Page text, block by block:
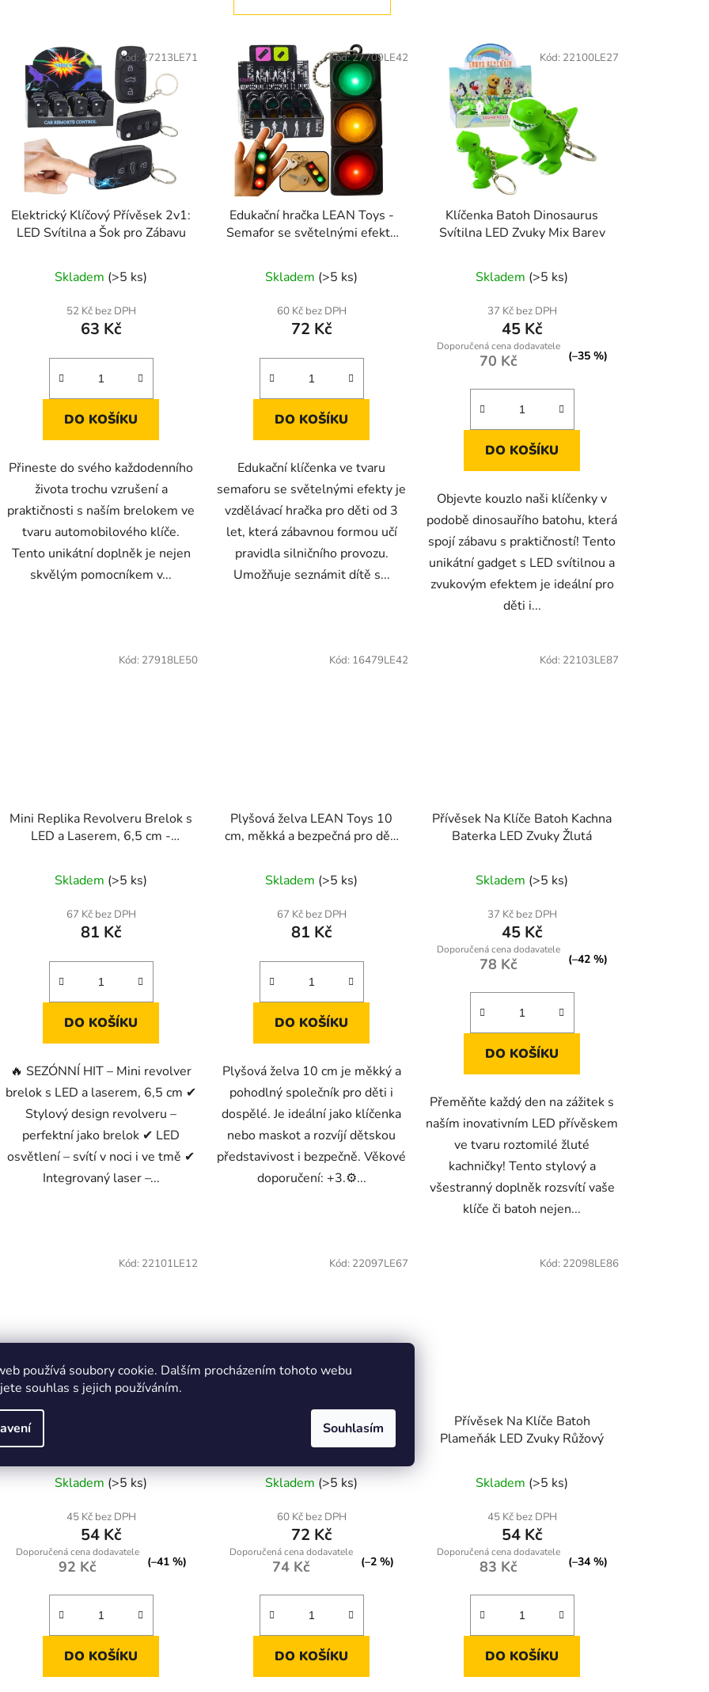
používá soubory cookie. Dalším procházením tohoto webu
souhlas s jejich používáním.
Souhlasím
Elektrický Klíčový Přívěsek 2v1:
LED Svítilna a Šok pro Zábavu
Skladem (>5 ks)
52 Kč bez DPH
63 Kč
DO KOŠÍKU
Přineste do svého každodenního
života trochu vzrušení a
praktičnosti s naším brelokem ve
tvaru automobilového klíče.
Tento unikátní doplněk je nejen
skvělým pomocníkem v...
Kód: 27213LE71
Edukační hračka LEAN Toys -
Semafor se světelnými efekty
Skladem (>5 ks)
60 Kč bez DPH
72 Kč
DO KOŠÍKU
Edukační klíčenka ve tvaru
semaforu se světelnými efekty je
vzdělávací hračka pro děti od 3
let, která zábavnou formou učí
pravidla silničního provozu.
Umožňuje seznámit dítě s...
Kód:27709LE42
Klíčenka Batoh Dinosaurus
Svítilna LED Zvuky Mix Barev
Skladem (>5 ks)
37 Kč bez DPH
45 Kč
70 Kč (–35 %)
DO KOŠÍKU
Objevte kouzlo naši klíčenky v
podobě dinosauřího batohu, která
spojí zábavu s praktičností! Tento
unikátní gadget s LED svítilnou a
zvukovým efektem je ideální pro
děti i...
Kód: 22100LE27
Mini Replika Revolveru Brelok s
LED a Laserem, 6,5 cm -
Skladem (>5 ks)
67 Kč bez DPH
81 Kč
DO KOŠÍKU
🔥 SEZÓNNÍ HIT – Mini revolver
brelok s LED a laserem, 6,5 cm ✔
Stylový design revolveru –
perfektní jako brelok ✔ LED
osvětlení – svítí v noci i ve tmě ✔
Integrovaný laser –...
Kód: 27918LE50
Plyšová želva LEAN Toys 10
cm, měkká a bezpečná pro děti
Skladem (>5 ks)
67 Kč bez DPH
81 Kč
DO KOŠÍKU
Plyšová želva 10 cm je měkký a
pohodlný společník pro děti i
dospělé. Je ideální jako klíčenka
nebo maskot a rozvíjí dětskou
představivost i bezpečně. Věkové
doporučení: +3.⚙️...
Kód: 16479LE42
Přívěsek Na Klíče Batoh Kachna
Baterka LED Zvuky Žlutá
Skladem (>5 ks)
37 Kč bez DPH
45 Kč
78 Kč (–42 %)
DO KOŠÍKU
Přeměňte každý den na zážitek s
naším inovativním LED přívěskem
ve tvaru roztomilé žluté
kachničky! Tento stylový a
všestranný doplněk rozsvítí vaše
klíče či batoh nejen...
Kód: 22103LE87
Přívěsek Na Klíče Batoh Kočička
Jednorožec Roh LED Zvuky Šedý
Skladem (>5 ks)
45 Kč bez DPH
54 Kč
92 Kč (–41 %)
DO KOŠÍKU
Kód: 22101LE12
Přívěsek na klíče Batoh Kočka
Svítilna LED Zvuk Mix Barevný
Skladem (>5 ks)
60 Kč bez DPH
72 Kč
74 Kč (–2 %)
DO KOŠÍKU
Kód: 22097LE67
Přívěsek Na Klíče Batoh
Plameňák LED Zvuky Růžový
Skladem (>5 ks)
45 Kč bez DPH
54 Kč
83 Kč (–34 %)
DO KOŠÍKU
Kód: 22098LE86